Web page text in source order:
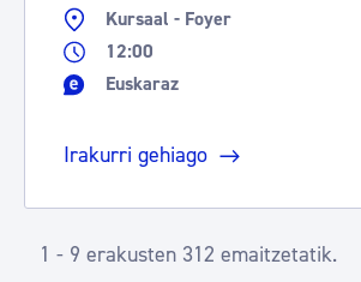
Kursaal - Foyer
12:00
Euskaraz
Irakurri gehiago
1 - 9 erakusten 312 emaitzetatik.